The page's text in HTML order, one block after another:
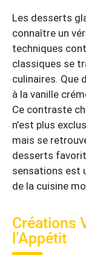
Les desserts
connaître un
techniques
classiques se
culinaires. Que
à la vanille
Ce contraste
n’est plus
mais se
desserts
sensations est
de la cuisine
Créations
l’Appétit